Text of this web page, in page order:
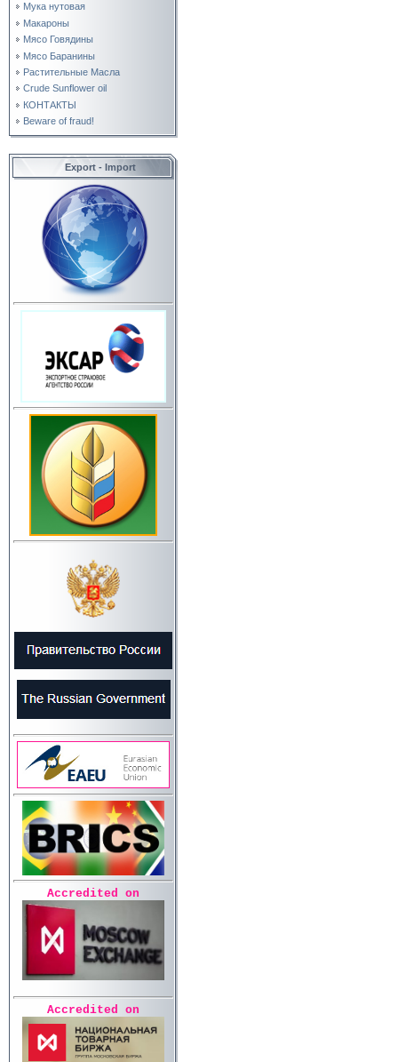
Мука нутовая
Макароны
Мясо Говядины
Мясо Баранины
Растительные Масла
Crude Sunflower oil
КОНТАКТЫ
Beware of fraud!
Export - Import
Accredited on
Accredited on